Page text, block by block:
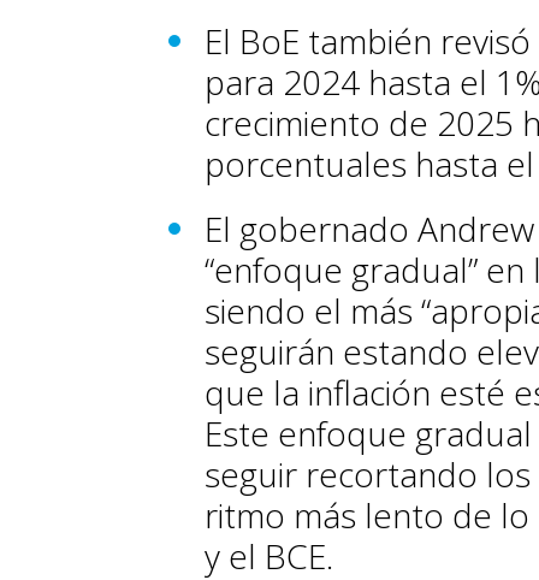
El BoE también
para 2024 hasta el
crecimiento de 2025
porcentuales hasta el
El gobernado
“enfoque gradual”
siendo el más
seguirán estando
que la inflación esté
Este enfoque
seguir recortando
ritmo más lento de
y el BCE.